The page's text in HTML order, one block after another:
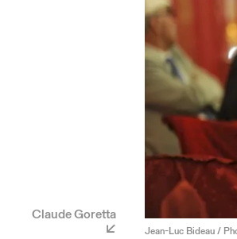
Claude Goretta
Jean-Luc Bideau /